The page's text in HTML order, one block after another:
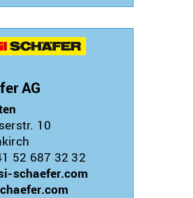
AG
10
52 687 32 32
schaefer.com